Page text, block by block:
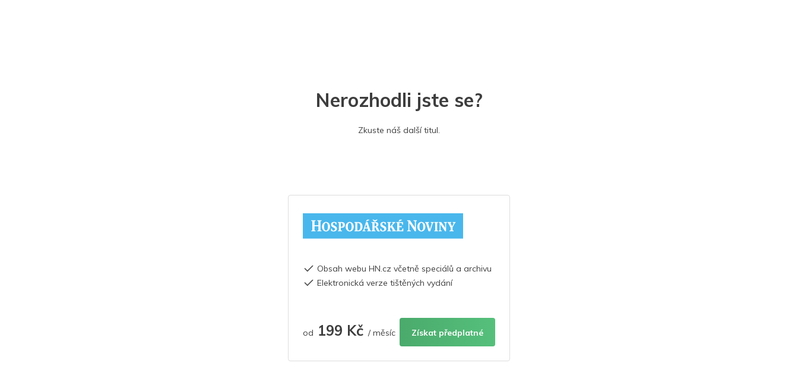
Nerozhodli jste se?
Zkuste náš další titul.
Obsah webu HN.cz včetně speciálů a archivu
Elektronická verze tištěných vydání
od 199 Kč / měsíc Získat předplatné